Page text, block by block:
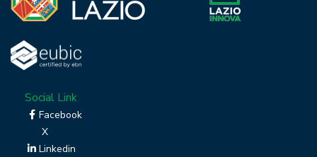
Social Link
Facebook
X
Linkedin